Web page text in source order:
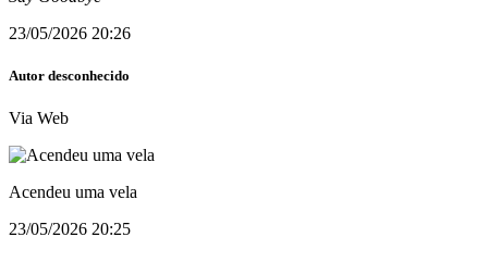
23/05/2026 20:26
Autor desconhecido
Via Web
Acendeu uma vela
23/05/2026 20:25